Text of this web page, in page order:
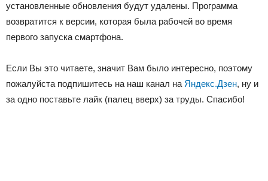
установленные обновления будут удалены. Программа
возвратится к версии, которая была рабочей во время
первого запуска смартфона.
Если Вы это читаете, значит Вам было интересно, поэтому
пожалуйста подпишитесь на наш канал на Яндекс.Дзен, ну и
за одно поставьте лайк (палец вверх) за труды. Спасибо!